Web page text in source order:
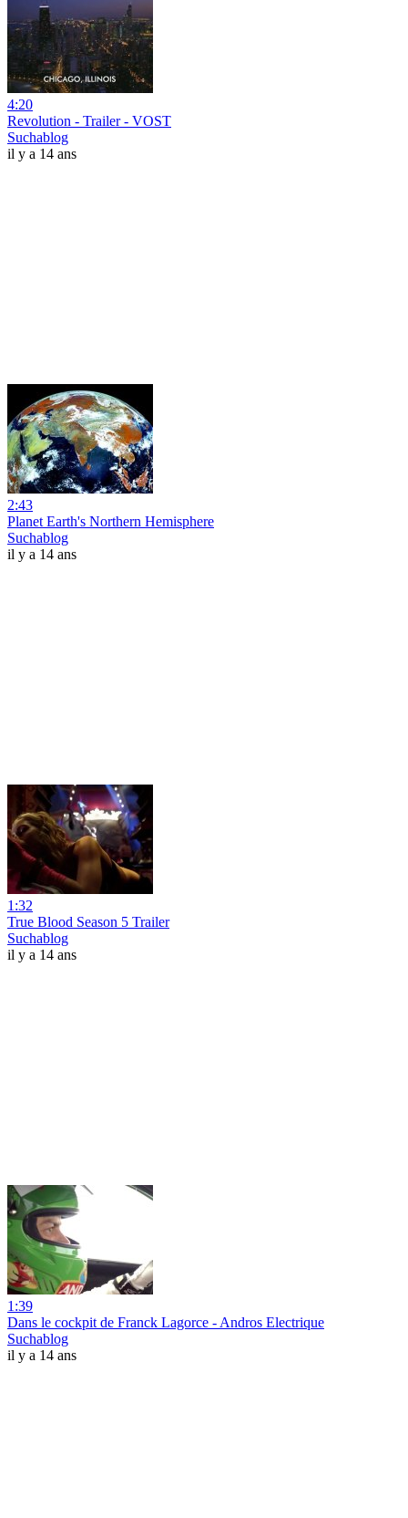
4:20
Revolution - Trailer - VOST
Suchablog
il y a 14 ans
2:43
Planet Earth's Northern Hemisphere
Suchablog
il y a 14 ans
1:32
True Blood Season 5 Trailer
Suchablog
il y a 14 ans
1:39
Dans le cockpit de Franck Lagorce - Andros Electrique
Suchablog
il y a 14 ans